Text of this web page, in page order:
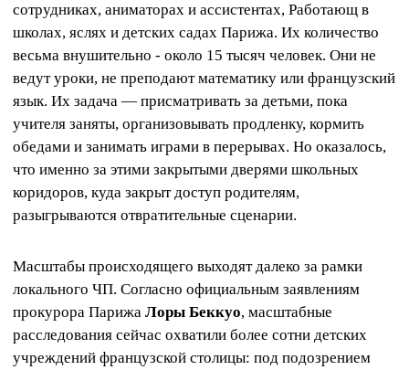
сотрудниках, аниматорах и ассистентах, Работающ в
школах, яслях и детских садах Парижа. Их количество
весьма внушительно - около 15 тысяч человек. Они не
ведут уроки, не преподают математику или французский
язык. Их задача — присматривать за детьми, пока
учителя заняты, организовывать продленку, кормить
обедами и занимать играми в перерывах. Но оказалось,
что именно за этими закрытыми дверями школьных
коридоров, куда закрыт доступ родителям,
разыгрываются отвратительные сценарии.
Масштабы происходящего выходят далеко за рамки
локального ЧП. Согласно официальным заявлениям
прокурора Парижа Лоры Беккуо, масштабные
расследования сейчас охватили более сотни детских
учреждений французской столицы: под подозрением